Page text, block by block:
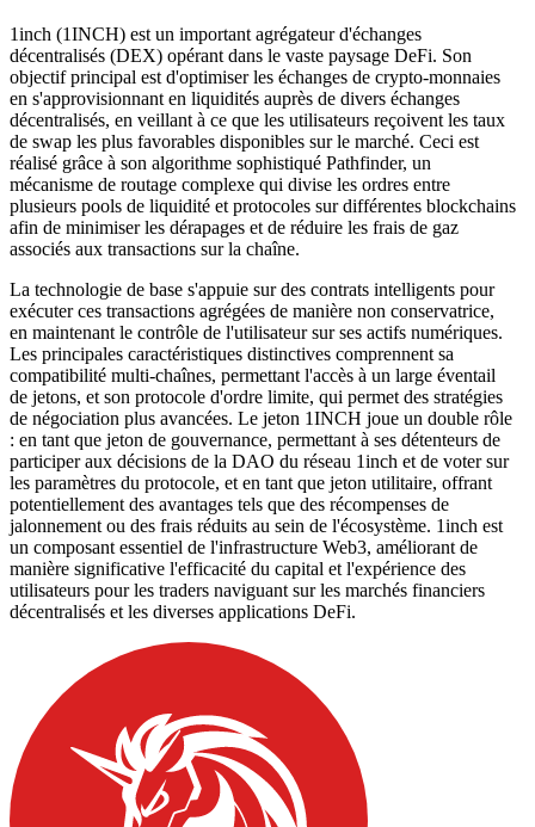
1inch (1INCH) est un important agrégateur d'échanges
décentralisés (DEX) opérant dans le vaste paysage DeFi. Son
objectif principal est d'optimiser les échanges de crypto-monnaies
en s'approvisionnant en liquidités auprès de divers échanges
décentralisés, en veillant à ce que les utilisateurs reçoivent les taux
de swap les plus favorables disponibles sur le marché. Ceci est
réalisé grâce à son algorithme sophistiqué Pathfinder, un
mécanisme de routage complexe qui divise les ordres entre
plusieurs pools de liquidité et protocoles sur différentes blockchains
afin de minimiser les dérapages et de réduire les frais de gaz
associés aux transactions sur la chaîne.
La technologie de base s'appuie sur des contrats intelligents pour
exécuter ces transactions agrégées de manière non conservatrice,
en maintenant le contrôle de l'utilisateur sur ses actifs numériques.
Les principales caractéristiques distinctives comprennent sa
compatibilité multi-chaînes, permettant l'accès à un large éventail
de jetons, et son protocole d'ordre limite, qui permet des stratégies
de négociation plus avancées. Le jeton 1INCH joue un double rôle
: en tant que jeton de gouvernance, permettant à ses détenteurs de
participer aux décisions de la DAO du réseau 1inch et de voter sur
les paramètres du protocole, et en tant que jeton utilitaire, offrant
potentiellement des avantages tels que des récompenses de
jalonnement ou des frais réduits au sein de l'écosystème. 1inch est
un composant essentiel de l'infrastructure Web3, améliorant de
manière significative l'efficacité du capital et l'expérience des
utilisateurs pour les traders naviguant sur les marchés financiers
décentralisés et les diverses applications DeFi.